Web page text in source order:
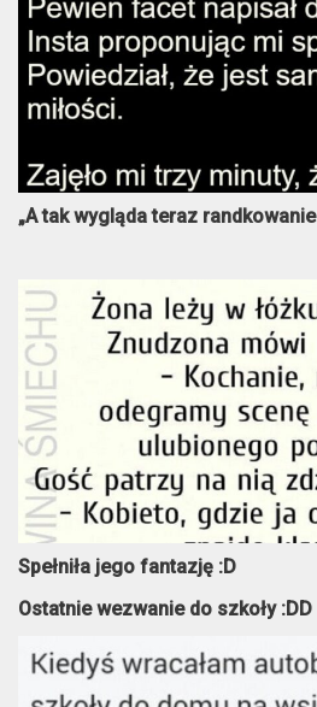
„A tak wygląda teraz
Spełniła jego fantazję :D
Ostatnie wezwanie do szkoły :DD